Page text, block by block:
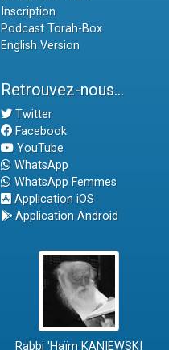
Inscription
Podcast Torah-Box
English Version
Retrouvez-nous...
Twitter
Facebook
YouTube
WhatsApp
WhatsApp Femmes
Application iOS
Application Android
Rabbi 'Haïm KANIEWSKI